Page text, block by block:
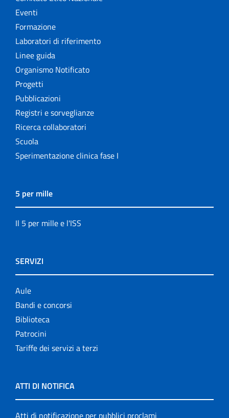
Eventi
Formazione
Laboratori di riferimento
Linee guida
Organismo Notificato
Progetti
Pubblicazioni
Registri e sorveglianze
Ricerca collaboratori
Scuola
Sperimentazione clinica fase I
5 per mille
Il 5 per mille e l'ISS
SERVIZI
Aule
Bandi e concorsi
Biblioteca
Patrocini
Tariffe dei servizi a terzi
ATTI DI NOTIFICA
Atti di notificazione per pubblici proclami